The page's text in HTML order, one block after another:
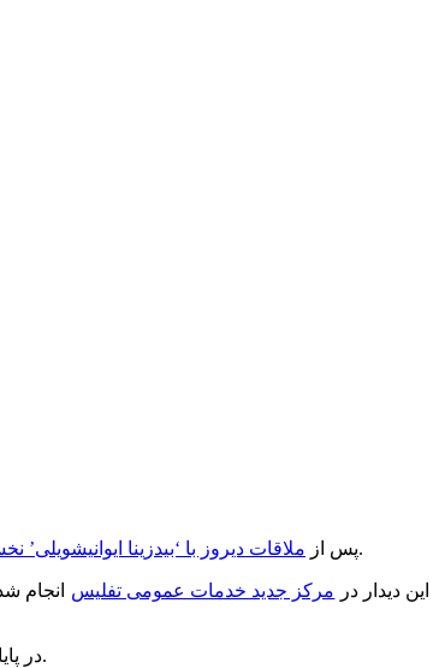
پس از ملاقات دیروز با ‘بیدزینا ، امروز نیز ‘جرج سوروس’ بنیانگذار ‘موسسه جامعه باز’ با ‘میخائیل ساکاشویلی’ رئیس جمهور دیدار کرد.
این دیدار در مرکز جدید خدمات عمومی تفلیس انجام
در پایان این بازدید، آقای سوروس به همراه رئیس جمهور در کافه ‘جاست’ که در مرکز خدمات عمومی تفلیس واقع شده است به گفتگو و صرف قهوه پرداخت.